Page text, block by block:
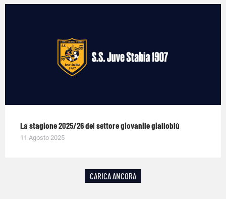
La stagione 2025/26 del settore giovanile gialloblù
11 Agosto 2025
CARICA ANCORA